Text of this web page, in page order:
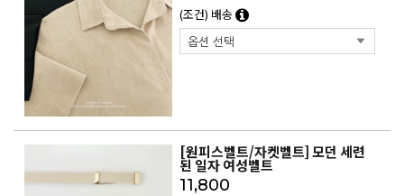
(조건) 배송
[원피스벨트/자켓벨트] 모던 세련
된 일자 여성벨트
11,800